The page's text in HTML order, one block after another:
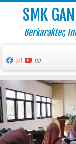
Skip
to
content
SMK
Berkarakter,